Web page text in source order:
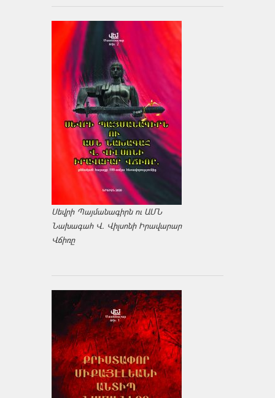
Սեվրի Պայմանագիրն ու ԱՄՆ
Նախագահ Վ. Վիլսոնի Իրավարար
Վճիռը